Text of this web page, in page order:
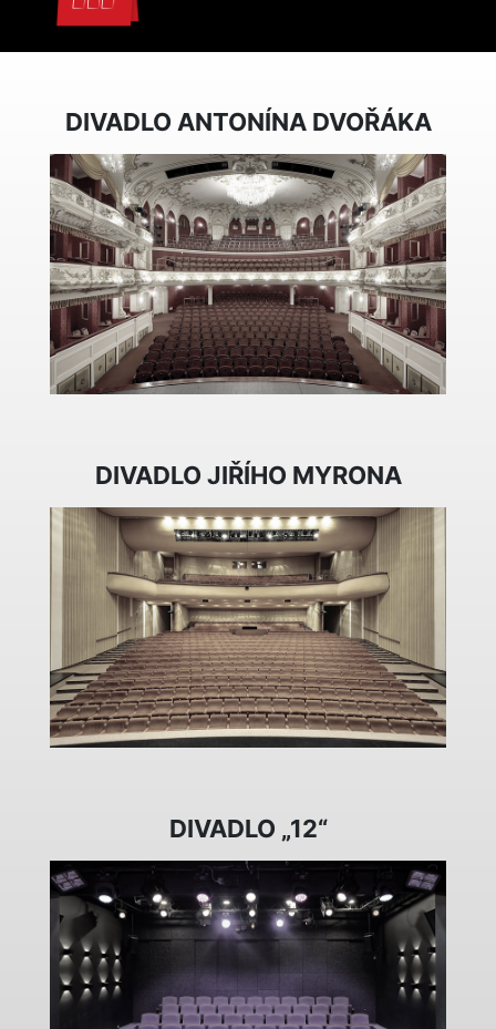
DIVADLO ANTONÍNA DVOŘÁKA
DIVADLO JIŘÍHO MYRONA
DIVADLO „12“